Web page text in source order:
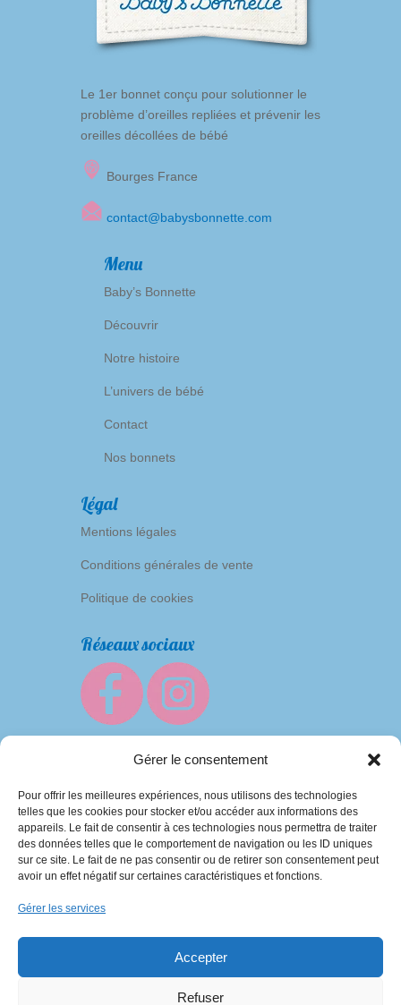
Gérer le consentement
Pour offrir les meilleures expériences, nous utilisons des technologies
telles que les cookies pour stocker et/ou accéder aux informations des
appareils. Le fait de consentir à ces technologies nous permettra de traiter
des données telles que le comportement de navigation ou les ID uniques
sur ce site. Le fait de ne pas consentir ou de retirer son consentement peut
avoir un effet négatif sur certaines caractéristiques et fonctions.
Gérer les services
Accepter
Refuser
Le 1er bonnet conçu pour solutionner le
problème d’oreilles repliées et prévenir les
oreilles décollées de bébé
Bourges France
contact@babysbonnette.com
Menu
Baby’s Bonnette
Découvrir
Notre histoire
L’univers de bébé
Contact
Nos bonnets
Légal
Mentions légales
Conditions générales de vente
Politique de cookies
Réseaux sociaux
Baby’s Bonnette 2013-2026 | Intégration